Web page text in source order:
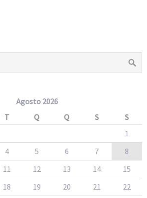
Agosto 2026
T Q Q S
S
1
4 5 6 7
8
11 12 13 14
15
18 19 20 21
22